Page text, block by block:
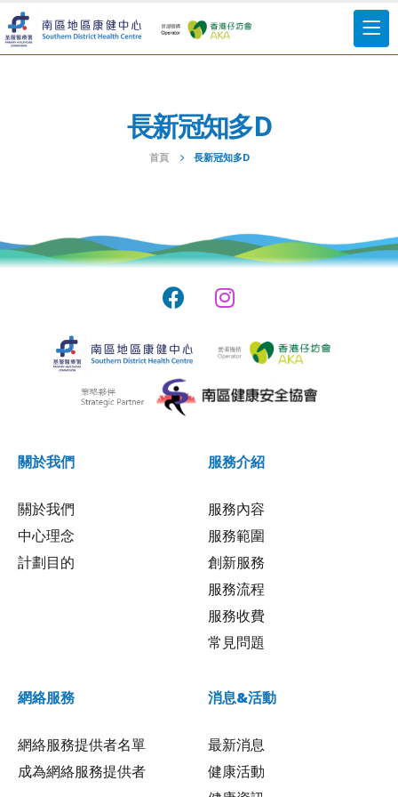
⾧新冠知多D
首頁 ⾧新冠知多D
關於我們
關於我們
中心理念
計劃目的
服務介紹
服務內容
服務範圍
創新服務
服務流程
服務收費
常見問題
網絡服務
網絡服務提供者名單
成為網絡服務提供者
消息&活動
最新消息
健康活動